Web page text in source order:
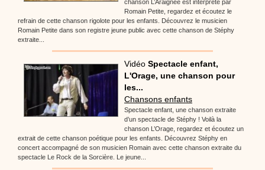
chanson L’Araignée est interprété par
Romain Petite, regardez et écoutez le
refrain de cette chanson rigolote pour les enfants. Découvrez le musicien
Romain Petite dans son registre jeune public avec cette chanson de Stéphy
extraite...
Vidéo Spectacle enfant,
L'Orage, une chanson pour
les...
Chansons enfants
Spectacle enfant, une chanson extraite
d’un spectacle de Stéphy ! Voilà la
chanson L’Orage, regardez et écoutez un
extrait de cette chanson poétique pour les enfants. Découvrez Stéphy en
concert accompagné de son musicien Romain avec cette chanson extraite du
spectacle Le Rock de la Sorcière. Le jeune...